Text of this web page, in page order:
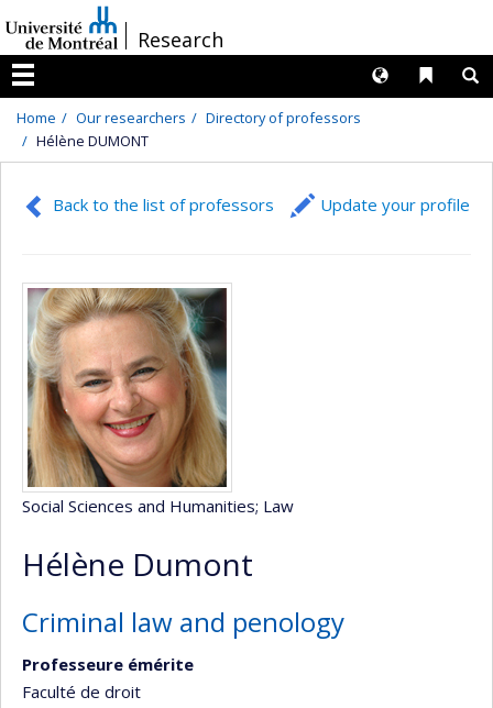
au
contenu
/Research
Menu
Liens
Langues
Home Our researchers
Directory of professors
Hélène DUMONT
Back to the list of professors Update your profile
Social Sciences and Humanities; Law
Hélène Dumont
Criminal law and penology
Professeure émérite
Faculté de droit